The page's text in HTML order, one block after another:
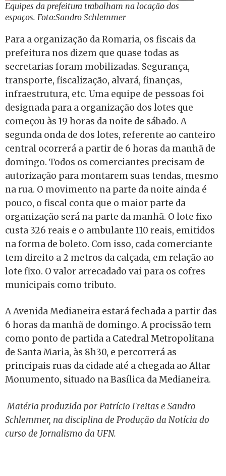
Equipes da prefeitura trabalham na locação dos
espaços. Foto:Sandro Schlemmer
Para a organização da Romaria, os fiscais da
prefeitura nos dizem que quase todas as
secretarias foram mobilizadas. Segurança,
transporte, fiscalização, alvará, finanças,
infraestrutura, etc. Uma equipe de pessoas foi
designada para a organização dos lotes que
começou às 19 horas da noite de sábado. A
segunda onda de dos lotes, referente ao canteiro
central ocorrerá a partir de 6 horas da manhã de
domingo. Todos os comerciantes precisam de
autorização para montarem suas tendas, mesmo
na rua. O movimento na parte da noite ainda é
pouco, o fiscal conta que o maior parte da
organização será na parte da manhã. O lote fixo
custa 326 reais e o ambulante 110 reais, emitidos
na forma de boleto. Com isso, cada comerciante
tem direito a 2 metros da calçada, em relação ao
lote fixo. O valor arrecadado vai para os cofres
municipais como tributo.
A Avenida Medianeira estará fechada a partir das
6 horas da manhã de domingo. A procissão tem
como ponto de partida a Catedral Metropolitana
de Santa Maria, às 8h30, e percorrerá as
principais ruas da cidade até a chegada ao Altar
Monumento, situado na Basílica da Medianeira.
Matéria produzida por Patrício Freitas e Sandro
Schlemmer, na disciplina de Produção da Notícia do
curso de Jornalismo da UFN.